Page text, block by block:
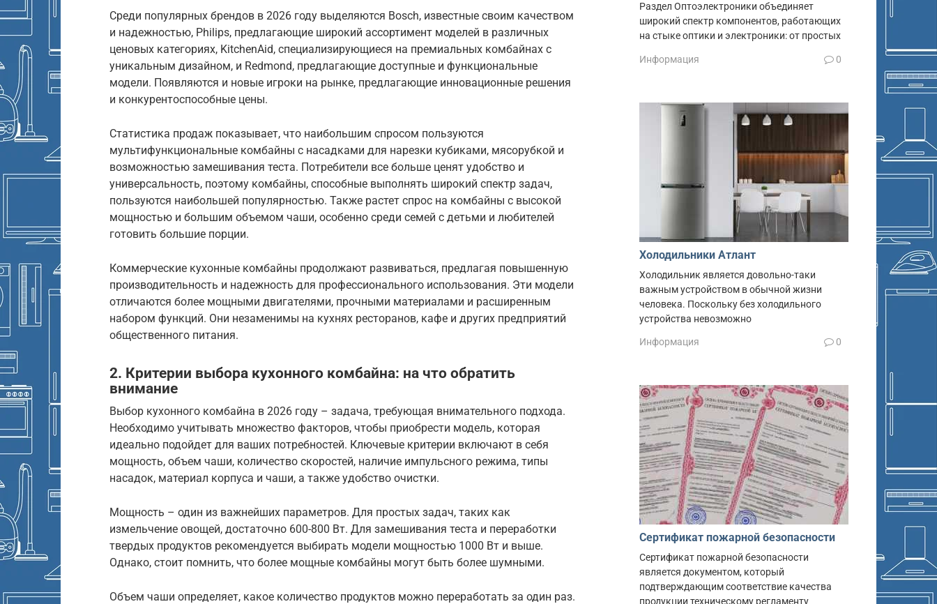
Среди популярных брендов в 2026 году выделяются Bosch, известные своим качеством
и надежностью, Philips, предлагающие широкий ассортимент моделей в различных
ценовых категориях, KitchenAid, специализирующиеся на премиальных комбайнах с
уникальным дизайном, и Redmond, предлагающие доступные и функциональные
модели. Появляются и новые игроки на рынке, предлагающие инновационные решения
и конкурентоспособные цены.
Статистика продаж показывает, что наибольшим спросом пользуются
мультифункциональные комбайны с насадками для нарезки кубиками, мясорубкой и
возможностью замешивания теста. Потребители все больше ценят удобство и
универсальность, поэтому комбайны, способные выполнять широкий спектр задач,
пользуются наибольшей популярностью. Также растет спрос на комбайны с высокой
мощностью и большим объемом чаши, особенно среди семей с детьми и любителей
готовить большие порции.
Коммерческие кухонные комбайны продолжают развиваться, предлагая повышенную
производительность и надежность для профессионального использования. Эти модели
отличаются более мощными двигателями, прочными материалами и расширенным
набором функций. Они незаменимы на кухнях ресторанов, кафе и других предприятий
общественного питания.
2. Критерии выбора кухонного комбайна: на что обратить
внимание
Выбор кухонного комбайна в 2026 году – задача, требующая внимательного подхода.
Необходимо учитывать множество факторов, чтобы приобрести модель, которая
идеально подойдет для ваших потребностей. Ключевые критерии включают в себя
мощность, объем чаши, количество скоростей, наличие импульсного режима, типы
насадок, материал корпуса и чаши, а также удобство очистки.
Мощность – один из важнейших параметров. Для простых задач, таких как
измельчение овощей, достаточно 600-800 Вт. Для замешивания теста и переработки
твердых продуктов рекомендуется выбирать модели мощностью 1000 Вт и выше.
Однако, стоит помнить, что более мощные комбайны могут быть более шумными.
Объем чаши определяет, какое количество продуктов можно переработать за один раз.
Раздел Оптоэлектроники объединяет
широкий спектр компонентов, работающих
на стыке оптики и электроники: от простых
Информация 0
Холодильники Атлант
Холодильник является довольно-таки
важным устройством в обычной жизни
человека. Поскольку без холодильного
устройства невозможно
Информация 0
Сертификат пожарной безопасности
Сертификат пожарной безопасности
является документом, который
подтверждающим соответствие качества
продукции техническому регламенту